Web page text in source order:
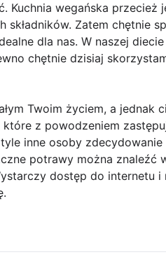
Kuchnia wegańska przecież
Zatem chętnie
dla nas. W naszej
chętnie dzisiaj
Twoim życiem, a
z powodzeniem
inne osoby
potrawy można znaleźć
dostęp do internetu